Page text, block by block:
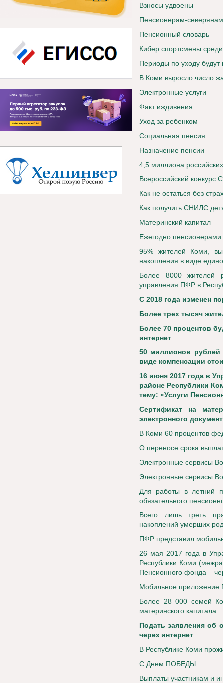
Взносы удвоены
Пенсионерам-
Пенсионный словарь
Кибер спортсмены
Периоды по уходу будут
В Коми выросло число
Электронные услуги
Факт иждивения
Уход за ребенком
Социальная пенсия
Назначение пенсии
4,5 миллиона
Всероссийский
Как не остаться без
Как получить СНИЛС
Материнский капитал
Ежегодно пенсионерами
95% жителей Коми,
накопления в виде
Более 8000 жителей
управления ПФР в
С 2018 года изменен
Более трех тысяч
Более 70 процентов
интернет
50 миллионов
виде компенсации
16 июня 2017 года в
районе Республики
тему: «Услуги
Сертификат на
электронного
В Коми 60 процентов
О переносе срока
Электронные сервисы
Электронные сервисы
Для работы в летний
обязательного
Всего лишь треть
накоплений умерших
ПФР представил
26 мая 2017 года в
Республики Коми
Пенсионного фонда –
Мобильное приложение
Более 28 000 семей
материнского капитала
Подать заявления об
через интернет
В Республике Коми
С Днем ПОБЕДЫ
Выплаты участникам и